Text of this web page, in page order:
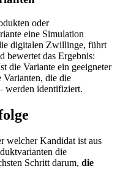
oder
eine Simulation
digitalen Zwillinge, führt
bewertet das Ergebnis:
die Variante ein geeigneter
Varianten, die die
werden identifiziert.
welcher Kandidat ist aus
die
Schritt darum, die